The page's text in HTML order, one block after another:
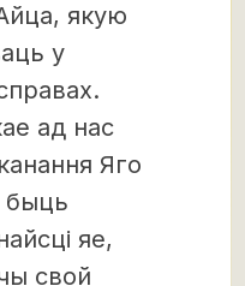
якую
у
ад нас
Яго
быць
яе,
свой